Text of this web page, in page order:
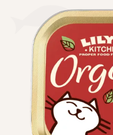
Πουλί
Κρεβατάκια
Τσάντες μεταφοράς
Επικοινωνία